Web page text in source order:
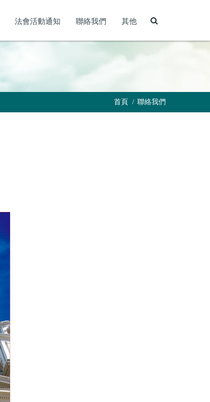
法會活動通知 聯絡我們 其他
首頁 聯絡我們